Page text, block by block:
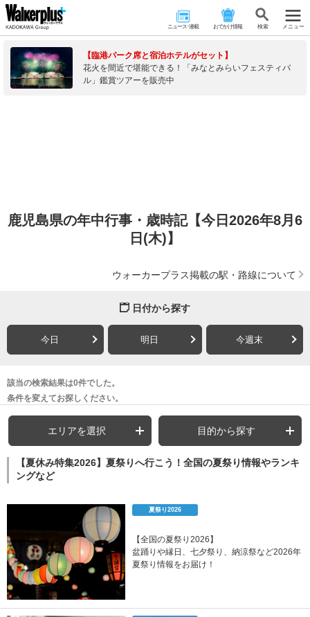
ニュース･連載 おでかけ情報 検 索 メニュー
【臨港パーク席と宿泊ホテルがセット】
花火を間近で堪能できる！「みなとみらいフェスティバ
ル」鑑賞ツアーを販売中
鹿児島県の年中行事・歳時記【今日2026年8月6
日(木)】
ウォーカープラス掲載の駅・路線について
日付から探す
今日 明日 今週末
該当の検索結果は0件でした。
条件を変えてお探しください。
エリアを選択 目的から探す
【夏休み特集2026】夏祭りへ行こう！全国の夏祭り情報やランキ
ングなど
夏祭り2026
【全国の夏祭り2026】
盆踊りや縁日、七夕祭り、納涼祭など2026年
夏祭り情報をお届け！